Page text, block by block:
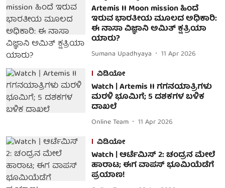
Artemis II Moon mission ಹಿಂದೆ
ಇರುವ ಭಾರತೀಯ ಮೂಲದ ಅಧಿಕಾರಿ:
ಈ ನಾಸಾ ವಿಜ್ಞಾನಿ ಅಮಿತ್ ಕ್ಷತ್ರಿಯಾ
ಯಾರು?
Sumana Upadhyaya
11 Apr 2026
ವಿಡಿಯೋ
Watch | Artemis II ಗಗನಯಾತ್ರಿಗಳು
ಮರಳಿ ಭೂಮಿಗೆ; 5 ದಶಕಗಳ ಬಳಿಕ
ದಾಖಲೆ
Online Team
11 Apr 2026
ವಿಡಿಯೋ
Watch | ಆರ್ಟೆಮಿಸ್ 2: ಚಂದ್ರನ ಮೇಲೆ
ಹಾರಾಟ; ಈಗ ವಾಪಸ್ ಭೂಮಿಯೆಡೆಗೆ
ಪ್ರಯಾಣ!